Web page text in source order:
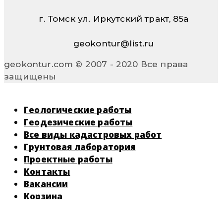
г. Томск ул. Иркутский тракт, 85а
geokontur@list.ru
geokontur.com © 2007 - 2020 Все права
защищены
Геологические работы
Геодезические работы
Все виды кадастровых работ
Грунтовая лаборатория
Проектные работы
Контакты
Вакансии
Корзина